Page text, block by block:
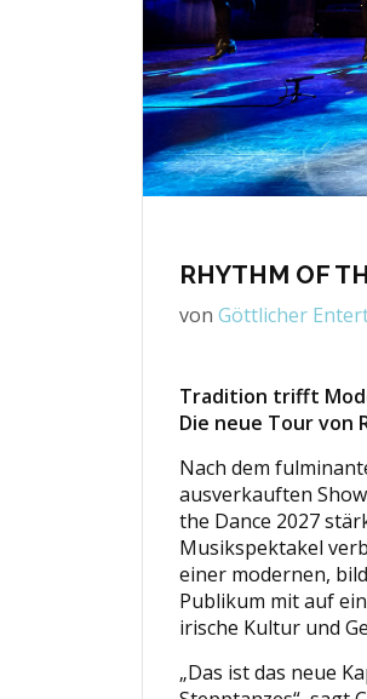
RHYTHM OF
von Göttlicher
Tradition trifft
Die neue Tour von
Nach dem
ausverkauften
the Dance 2027
Musikspektakel
einer modernen,
Publikum mit auf
irische Kultur und
„Das ist das neue